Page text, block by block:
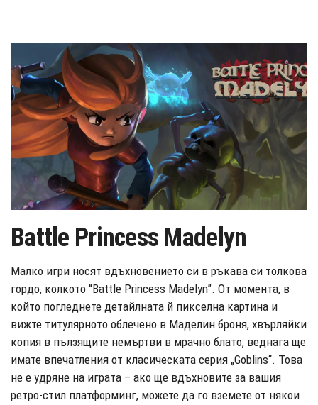
Battle Princess Madelyn
Малко игри носят вдъхновението си в ръкава си толкова
гордо, колкотo “Battle Princess Madelyn”. От момента, в
който погледнете детайлната й пикселна картина и
вижте титулярното облечено в Маделин броня, хвърляйки
копия в пълзящите немъртви в мрачно блато, веднага ще
имате впечатления от класическата серия „Goblins“. Това
не е удряне на играта – ако ще вдъхновите за вашия
ретро-стил платформинг, можете да го вземете от някои